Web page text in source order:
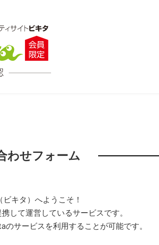
わせフォーム
キタ）へようこそ！
して運営しているサービスです。
サービスを利用することが可能です。